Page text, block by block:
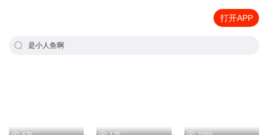
打开APP
是小人鱼啊